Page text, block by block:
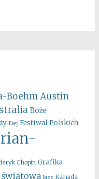
Boehm Austin
Boże
Esej Festiwal Polskich
Chopin Grafika
Jazz Kanada